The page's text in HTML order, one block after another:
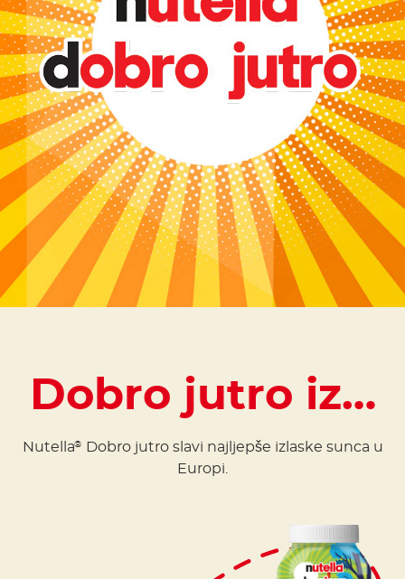
Dobro jutro iz…
Nutella®
Dobro jutro slavi najljepše izlaske sunca u
Europi.